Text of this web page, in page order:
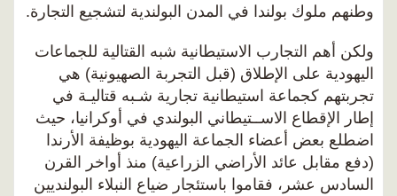
وطنهم ملوك بولندا في المدن البولندية لتشجيع التجارة.
ولكن أهم التجارب الاستيطانية شبه القتالية للجماعات
اليهودية على الإطلاق (قبل التجربة الصهيونية) هي
تجربتهم كجماعة استيطانية تجارية شـبه قتاليـة في
إطار الإقطاع الاســتيطاني البولندي في أوكرانيا، حيث
اضطلع بعض أعضاء الجماعة اليهودية بوظيفة الأرندا
(دفع مقابل عائد الأراضي الزراعية) منذ أواخر القرن
السادس عشر، فقاموا باستئجار ضياع النبلاء البولنديين